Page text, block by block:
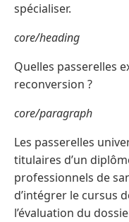
spécialiser.
core/heading
Quelles passerelles
reconversion ?
core/paragraph
Les passerelles
titulaires d’un
professionnels de
d’intégrer le cursus
l’évaluation du